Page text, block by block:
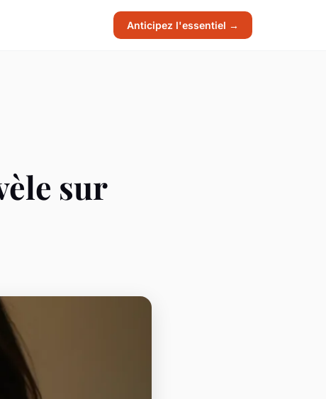
Anticipez l'essentiel →
sur